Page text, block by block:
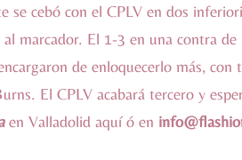
cebó con el CPLV en dos
marcador. El 1-3 en una contra
de enloquecerlo más,
El CPLV acabará tercero y
en Valladolid aquíó en